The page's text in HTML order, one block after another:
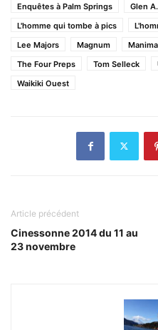
Enquêtes à Palm Springs
Glen
L'homme qui tombe à pics
Lee Majors
Magnum
The Four Preps
Tom Selleck
Waikiki Ouest
Article précédent
Cinessonne 2014 du 11 au
23 novembre